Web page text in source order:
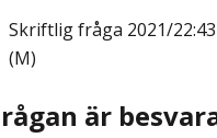
Skriftlig fråga 2021/
(M)
är